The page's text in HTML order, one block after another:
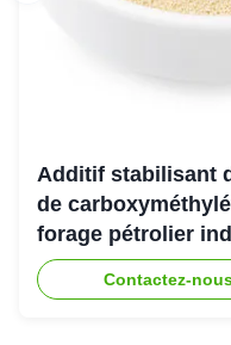
The viscoisty meets our
dissolve quickly, no
recomended.
Additif stabilisant
de
forage pétrolier
Contactez-